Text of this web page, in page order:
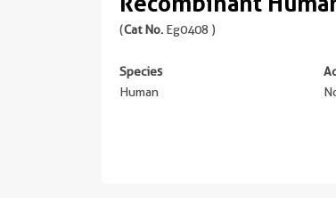
(Cat No. Eg0408 )
Species
Human